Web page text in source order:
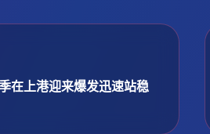
在上港迎来爆发迅速站稳